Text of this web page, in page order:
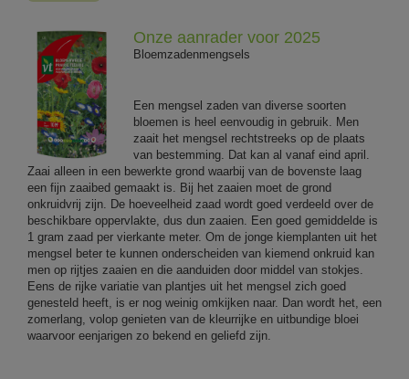
Onze aanrader voor 2025
Bloemzadenmengsels
Een mengsel zaden van diverse soorten
bloemen is heel eenvoudig in gebruik. Men
zaait het mengsel rechtstreeks op de plaats
van bestemming. Dat kan al vanaf eind april.
Zaai alleen in een bewerkte grond waarbij van de bovenste laag
een fijn zaaibed gemaakt is. Bij het zaaien moet de grond
onkruidvrij zijn. De hoeveelheid zaad wordt goed verdeeld over de
beschikbare oppervlakte, dus dun zaaien. Een goed gemiddelde is
1 gram zaad per vierkante meter. Om de jonge kiemplanten uit het
mengsel beter te kunnen onderscheiden van kiemend onkruid kan
men op rijtjes zaaien en die aanduiden door middel van stokjes.
Eens de rijke variatie van plantjes uit het mengsel zich goed
genesteld heeft, is er nog weinig omkijken naar. Dan wordt het, een
zomerlang, volop genieten van de kleurrijke en uitbundige bloei
waarvoor eenjarigen zo bekend en geliefd zijn.